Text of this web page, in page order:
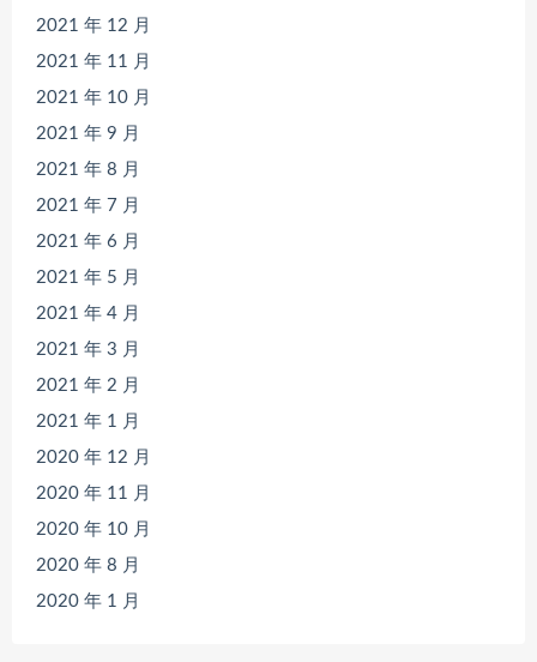
2021 年 12 月
2021 年 11 月
2021 年 10 月
2021 年 9 月
2021 年 8 月
2021 年 7 月
2021 年 6 月
2021 年 5 月
2021 年 4 月
2021 年 3 月
2021 年 2 月
2021 年 1 月
2020 年 12 月
2020 年 11 月
2020 年 10 月
2020 年 8 月
2020 年 1 月